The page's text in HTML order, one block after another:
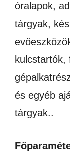
óralapok,
tárgyak,
kulcstartók,
és egyéb
tárgyak..